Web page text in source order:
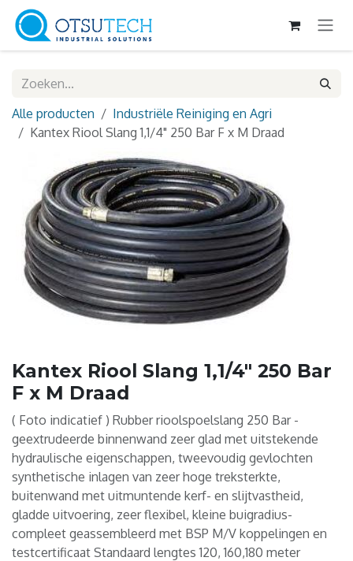
Overslaan naar inhoud
Alle producten
Industriële Reiniging en Agri
Kantex Riool Slang 1,1/4" 250 Bar F x M Draad
Kantex Riool Slang 1,1/4" 250 Bar
F x M Draad
( Foto indicatief ) Rubber rioolspoelslang 250 Bar -
geextrudeerde binnenwand zeer glad met uitstekende
hydraulische eigenschappen, tweevoudig gevlochten
synthetische inlagen van zeer hoge treksterkte,
buitenwand met uitmuntende kerf- en slijtvastheid,
gladde uitvoering, zeer flexibel, kleine buigradius-
compleet geassembleerd met BSP M/V koppelingen en
testcertificaat Standaard lengtes 120, 160,180 meter